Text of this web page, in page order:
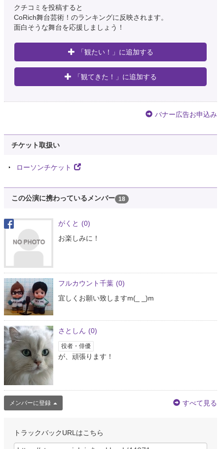
クチコミを投稿すると
CoRich舞台芸術！のランキングに反映されます。
面白そうな舞台を応援しましょう！
「観たい！」に追加する
「観てきた！」に追加する
バナー広告お申込み
チケット取扱い
ローソンチケット
この公演に携わっているメンバー 18
がくと (0)
お楽しみに！
フルカウント千葉 (0)
宜しくお願い致しますm(_ _)m
さとしん (0)
役者・俳優
が、頑張ります！
メンバーに登録 すべて見る
トラックバックURLはこちら